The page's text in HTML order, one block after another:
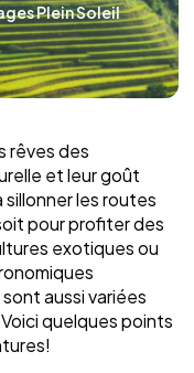
Plein Soleil
rêves des
et leur goût
sillonner les routes
pour profiter des
exotiques ou
aussi variées
quelques points